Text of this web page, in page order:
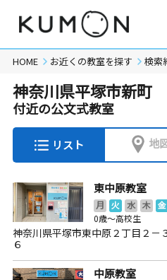
HOME お近くの教室を探す 検索
神奈川県平塚市新町
付近の公文式教室
リスト 地
東中原教室
月 火 水 木 金
0歳～高校生
神奈川県平塚市東中原２丁目２
６
中原教室